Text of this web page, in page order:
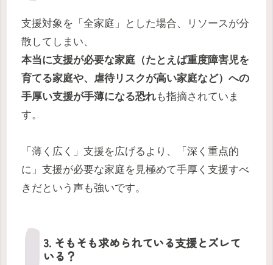
支援対象を「全家庭」とした場合、リソースが分
散してしまい、
本当に支援が必要な家庭（たとえば重度障害児を
育てる家庭や、虐待リスクが高い家庭など）への
手厚い支援が手薄になる恐れも指摘されていま
す。
「薄く広く」支援を広げるより、「深く重点的
に」支援が必要な家庭を見極めて手厚く支援すべ
きだという声も強いです。
3. そもそも求められている支援とズレて
いる？